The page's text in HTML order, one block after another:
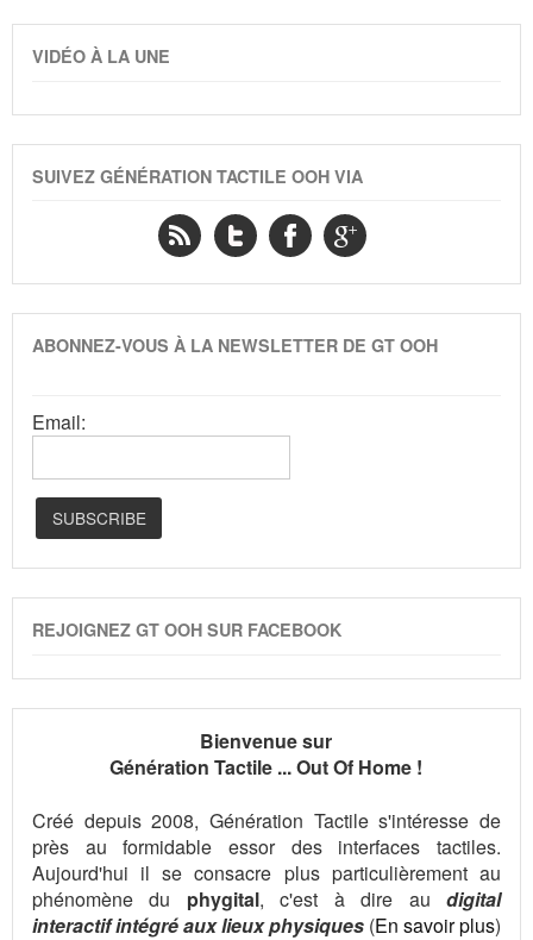
VIDÉO À LA UNE
SUIVEZ GÉNÉRATION TACTILE OOH VIA
ABONNEZ-VOUS À LA NEWSLETTER DE GT OOH
Email:
REJOIGNEZ GT OOH SUR FACEBOOK
Bienvenue sur
Génération Tactile ... Out Of Home !
Créé depuis 2008, Génération Tactile s'intéresse de
près au formidable essor des interfaces tactiles.
Aujourd'hui il se consacre plus particulièrement au
phénomène du phygital, c'est à dire audigital
interactif intégré aux lieux physiques (En savoir plus)